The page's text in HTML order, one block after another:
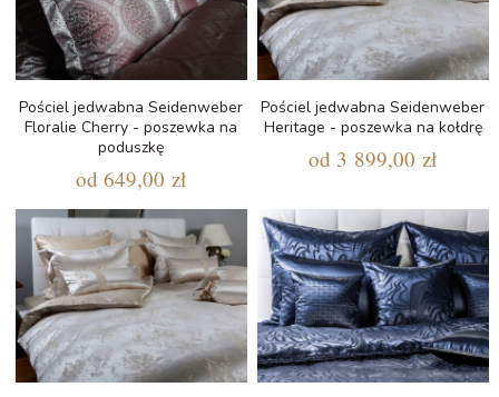
Pościel jedwabna Seidenweber
Floralie Cherry - poszewka na
poduszkę
od 649,00 zł
Pościel jedwabna Seidenweber
Heritage - poszewka na kołdrę
od 3 899,00 zł